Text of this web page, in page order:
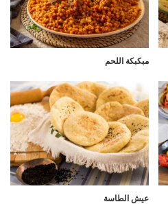
مبكبكة اللحم
عيش الطاسة